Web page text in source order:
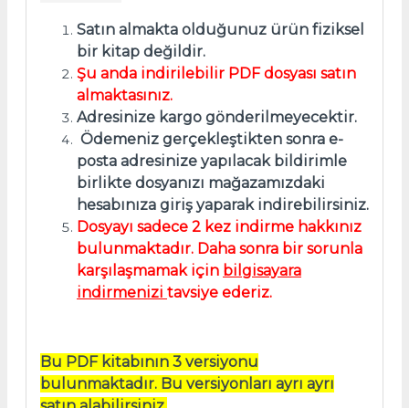
Satın almakta olduğunuz ürün fiziksel
bir kitap değildir.
Şu anda indirilebilir PDF dosyası satın
almaktasınız.
Adresinize kargo gönderilmeyecektir.
Ödemeniz gerçekleştikten sonra e-
posta adresinize yapılacak bildirimle
birlikte dosyanızı mağazamızdaki
hesabınıza giriş yaparak indirebilirsiniz.
Dosyayı sadece 2 kez indirme hakkınız
bulunmaktadır. Daha sonra bir sorunla
karşılaşmamak için bilgisayara
indirmenizi tavsiye ederiz.
Bu PDF kitabının 3 versiyonu
bulunmaktadır. Bu versiyonları ayrı ayrı